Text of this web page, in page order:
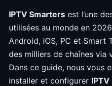
IPTV Smarters est l’une
utilisées au monde en
Android, iOS, PC et Smart
des milliers de chaînes via
Dans ce guide, nous vous
installer et configurer